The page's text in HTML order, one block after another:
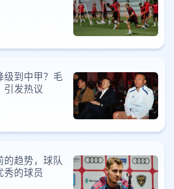
级到中甲？毛
引发热议
的趋势，球队
秀的球员